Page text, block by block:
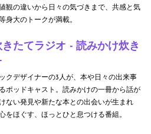
観の違いから日々の気づきまで、共感と気
身大のトークが満載。
たてラジオ - 読みかけ炊き
クデザイナーの3人が、本や日々の出来事
ポッドキャスト。読みかけの一冊から話が
ない発見や新たな本との出会いが生まれ
をほぐす、ほっとひと息つける番組。